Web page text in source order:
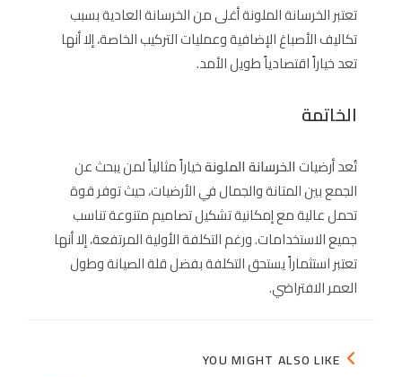
تعتبر الخرسانة الملونة أغلى من الخرسانة العادية بسبب
تكاليف الأصباغ الإضافية وعمليات التركيب الخاصة، إلا أنها
تعد خياراً اقتصادياً طويل الأمد.
الخاتمة
تُعد أرضياتالخرسانة الملونةخياراً مثالياً لمن يبحث عن
الجمع بين المتانة والجمال في الأرضيات، حيث توفر قوة
تحمل عالية مع إمكانية تشكيل تصاميم متنوعة تناسب
جميع الاستخدامات. ورغم التكلفة الأولية المرتفعة، إلا أنها
تعتبر استثماراً يستحق التكلفة بفضل قلة الصيانة وطول
العمر الافتراضي.
YOU MIGHT ALSO LIKE